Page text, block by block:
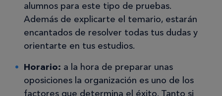
alumnos para este tipo de pruebas.
Además de explicarte el temario, estarán
encantados de resolver todas tus dudas y
orientarte en tus estudios.
Horario: a la hora de preparar unas
oposiciones la organización es uno de los
factores que determina el éxito. Tanto si